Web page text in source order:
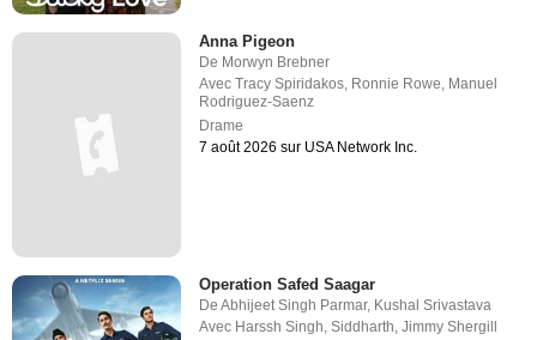
Anna Pigeon
De Morwyn Brebner
AvecTracy Spiridakos, Ronnie Rowe, Manuel
Rodriguez-Saenz
Drame
7 août 2026 sur USA Network Inc.
Operation Safed Saagar
DeAbhijeet Singh Parmar, Kushal Srivastava
Avec Harssh Singh,Siddharth,Jimmy Shergill